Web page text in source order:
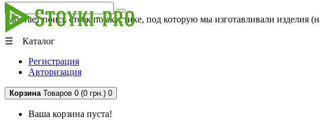
Работает поиск стоек по акустике, под которую мы изготавливали изделия
☰ Каталог
Регистрация
Авторизация
Корзина Товаров 0 (0 грн.) 0
Ваша корзина пуста!